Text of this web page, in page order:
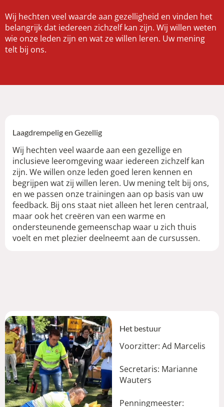
Wij hechten veel waarde aan gezelligheid en vinden het
belangrijk dat iedereen zichzelf kan zijn. Wij willen weten
wie onze leden zijn en wat ze willen leren. Uw mening
telt bij ons.
Laagdrempelig en Gezellig
Wij hechten veel waarde aan een gezellige en
inclusieve leeromgeving waar iedereen zichzelf kan
zijn. We willen onze leden goed leren kennen en
begrijpen wat zij willen leren. Uw mening telt bij ons,
en we passen onze trainingen aan op basis van uw
feedback. Bij ons staat niet alleen het leren centraal,
maar ook het creëren van een warme en
ondersteunende gemeenschap waar u zich thuis
voelt en met plezier deelneemt aan de cursussen.
Het bestuur
Voorzitter: Ad Marcelis
Secretaris: Marianne
Wauters
Penningmeester: